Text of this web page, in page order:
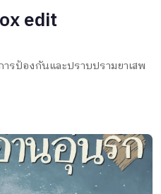
edit
รป้องกันและปราบปรามยาเสพ